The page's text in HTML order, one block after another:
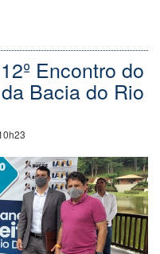
Encontro do
Bacia do Rio